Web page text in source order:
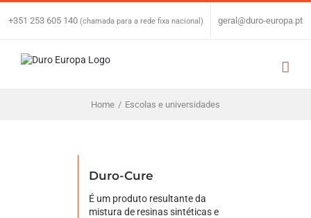
Skip
+351 253 605 140 (chamada para a rede fixa nacional) geral@duro-europa.pt
Home / Escolas e universidades
Duro-Cure
É um produto resultante da
mistura de resinas sintéticas e